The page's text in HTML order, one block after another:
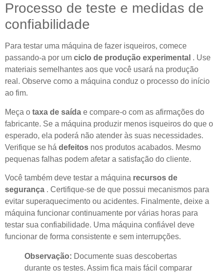
Processo de teste e medidas de
confiabilidade
Para testar uma máquina de fazer isqueiros, comece
passando-a por um ciclo de produção experimental . Use
materiais semelhantes aos que você usará na produção
real. Observe como a máquina conduz o processo do início
ao fim.
Meça o taxa de saída e compare-o com as afirmações do
fabricante. Se a máquina produzir menos isqueiros do que o
esperado, ela poderá não atender às suas necessidades.
Verifique se há defeitos nos produtos acabados. Mesmo
pequenas falhas podem afetar a satisfação do cliente.
Você também deve testar a máquina recursos de
segurança . Certifique-se de que possui mecanismos para
evitar superaquecimento ou acidentes. Finalmente, deixe a
máquina funcionar continuamente por várias horas para
testar sua confiabilidade. Uma máquina confiável deve
funcionar de forma consistente e sem interrupções.
Observação: Documente suas descobertas
durante os testes. Assim fica mais fácil comparar